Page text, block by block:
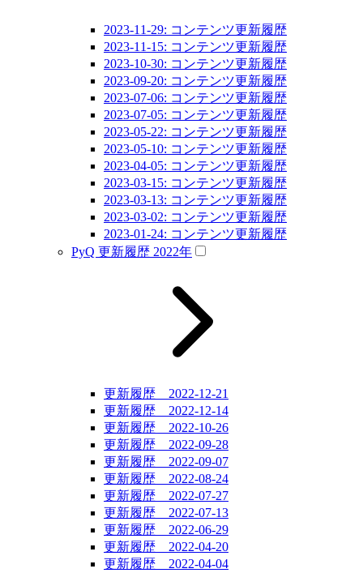
2023-11-29: コンテンツ更新履歴
2023-11-15: コンテンツ更新履歴
2023-10-30: コンテンツ更新履歴
2023-09-20: コンテンツ更新履歴
2023-07-06: コンテンツ更新履歴
2023-07-05: コンテンツ更新履歴
2023-05-22: コンテンツ更新履歴
2023-05-10: コンテンツ更新履歴
2023-04-05: コンテンツ更新履歴
2023-03-15: コンテンツ更新履歴
2023-03-13: コンテンツ更新履歴
2023-03-02: コンテンツ更新履歴
2023-01-24: コンテンツ更新履歴
PyQ 更新履歴 2022年
更新履歴 2022-12-21
更新履歴 2022-12-14
更新履歴 2022-10-26
更新履歴 2022-09-28
更新履歴 2022-09-07
更新履歴 2022-08-24
更新履歴 2022-07-27
更新履歴 2022-07-13
更新履歴 2022-06-29
更新履歴 2022-04-20
更新履歴 2022-04-04